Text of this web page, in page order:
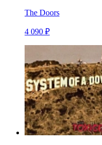
The Doors
4 090 ₽